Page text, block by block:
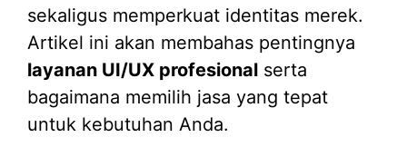
sekaligus memperkuat identitas merek.
Artikel ini akan membahas pentingnya
layanan UI/UX profesional serta
bagaimana memilih jasa yang tepat
untuk kebutuhan Anda.